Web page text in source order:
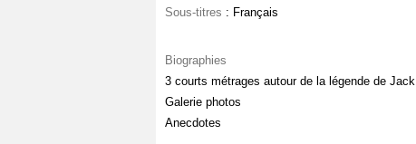
Sous-titres : Français
Biographies
3 courts métrages autour de la légende de Jack
Galerie photos
Anecdotes